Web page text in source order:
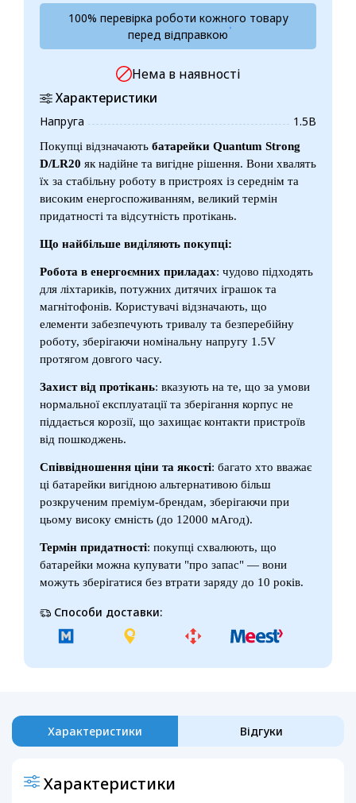
100% перевірка роботи кожного товару
перед відправкою
Нема в наявності
Характеристики
Напруга 1.5В
Покупці відзначають батарейки Quantum Strong
D/LR20 як надійне та вигідне рішення. Вони хвалять
їх за стабільну роботу в пристроях із середнім та
високим енергоспоживанням, великий термін
придатності та відсутність протікань.
Що найбільше виділяють покупці:
Робота в енергоємних приладах: чудово підходять
для ліхтариків, потужних дитячих іграшок та
магнітофонів. Користувачі відзначають, що
елементи забезпечують тривалу та безперебійну
роботу, зберігаючи номінальну напругу 1.5V
протягом довгого часу.
Захист від протікань: вказують на те, що за умови
нормальної експлуатації та зберігання корпус не
піддається корозії, що захищає контакти пристроїв
від пошкоджень.
Співвідношення ціни та якості: багато хто вважає
ці батарейки вигідною альтернативою більш
розкрученим преміум-брендам, зберігаючи при
цьому високу ємність (до 12000 мАгод).
Термін придатності: покупці схвалюють, що
батарейки можна купувати "про запас" — вони
можуть зберігатися без втрати заряду до 10 років.
Способи доставки:
Характеристики Відгуки
Характеристики